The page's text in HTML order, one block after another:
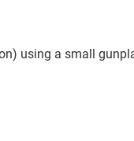
using a small